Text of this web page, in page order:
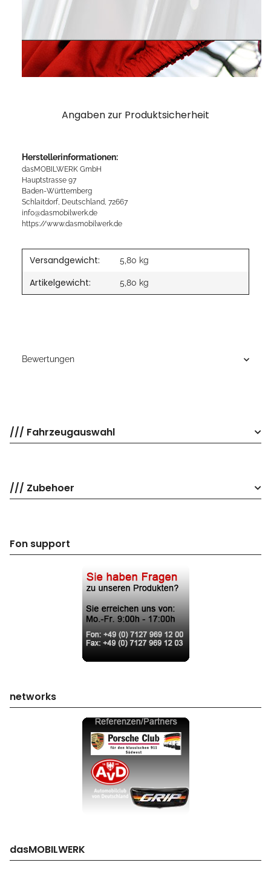
Angaben zur Produktsicherheit
Herstellerinformationen:
dasMOBILWERK GmbH
Hauptstrasse 97
Baden-Württemberg
Schlaitdorf, Deutschland, 72667
info@dasmobilwerk.de
https://www.dasmobilwerk.de
Versandgewicht: 5,80 kg
Artikelgewicht: 5,80 kg
Bewertungen
/// Fahrzeugauswahl
/// Zubehoer
Fon support
networks
dasMOBILWERK